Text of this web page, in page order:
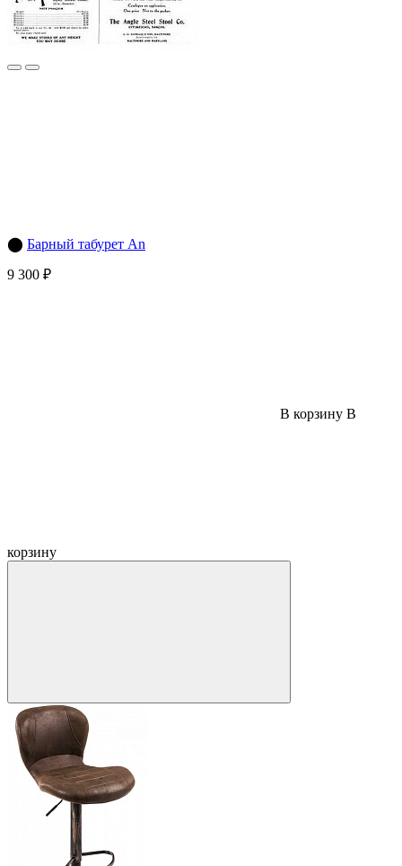
⬤ Барный табурет An
9 300 ₽
В корзину В
корзину